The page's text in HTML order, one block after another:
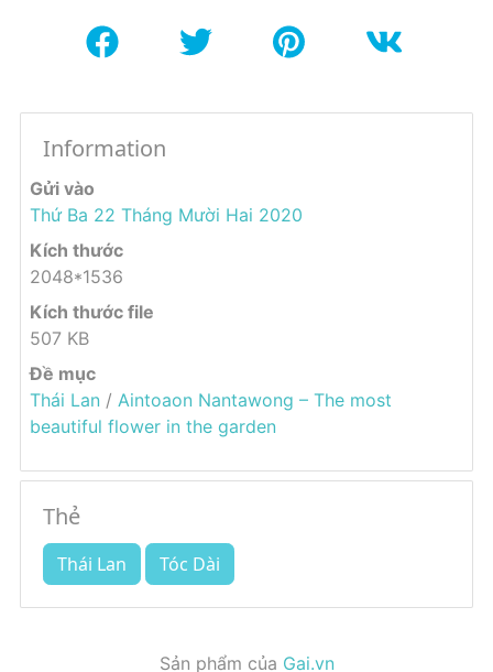
Information
Gửi vào
Thứ Ba 22 Tháng Mười Hai 2020
Kích thước
2048*1536
Kích thước file
507 KB
Đề mục
Thái Lan / Aintoaon Nantawong – The most
beautiful flower in the garden
Thẻ
Thái Lan Tóc Dài
Sản phẩm của Gai.vn